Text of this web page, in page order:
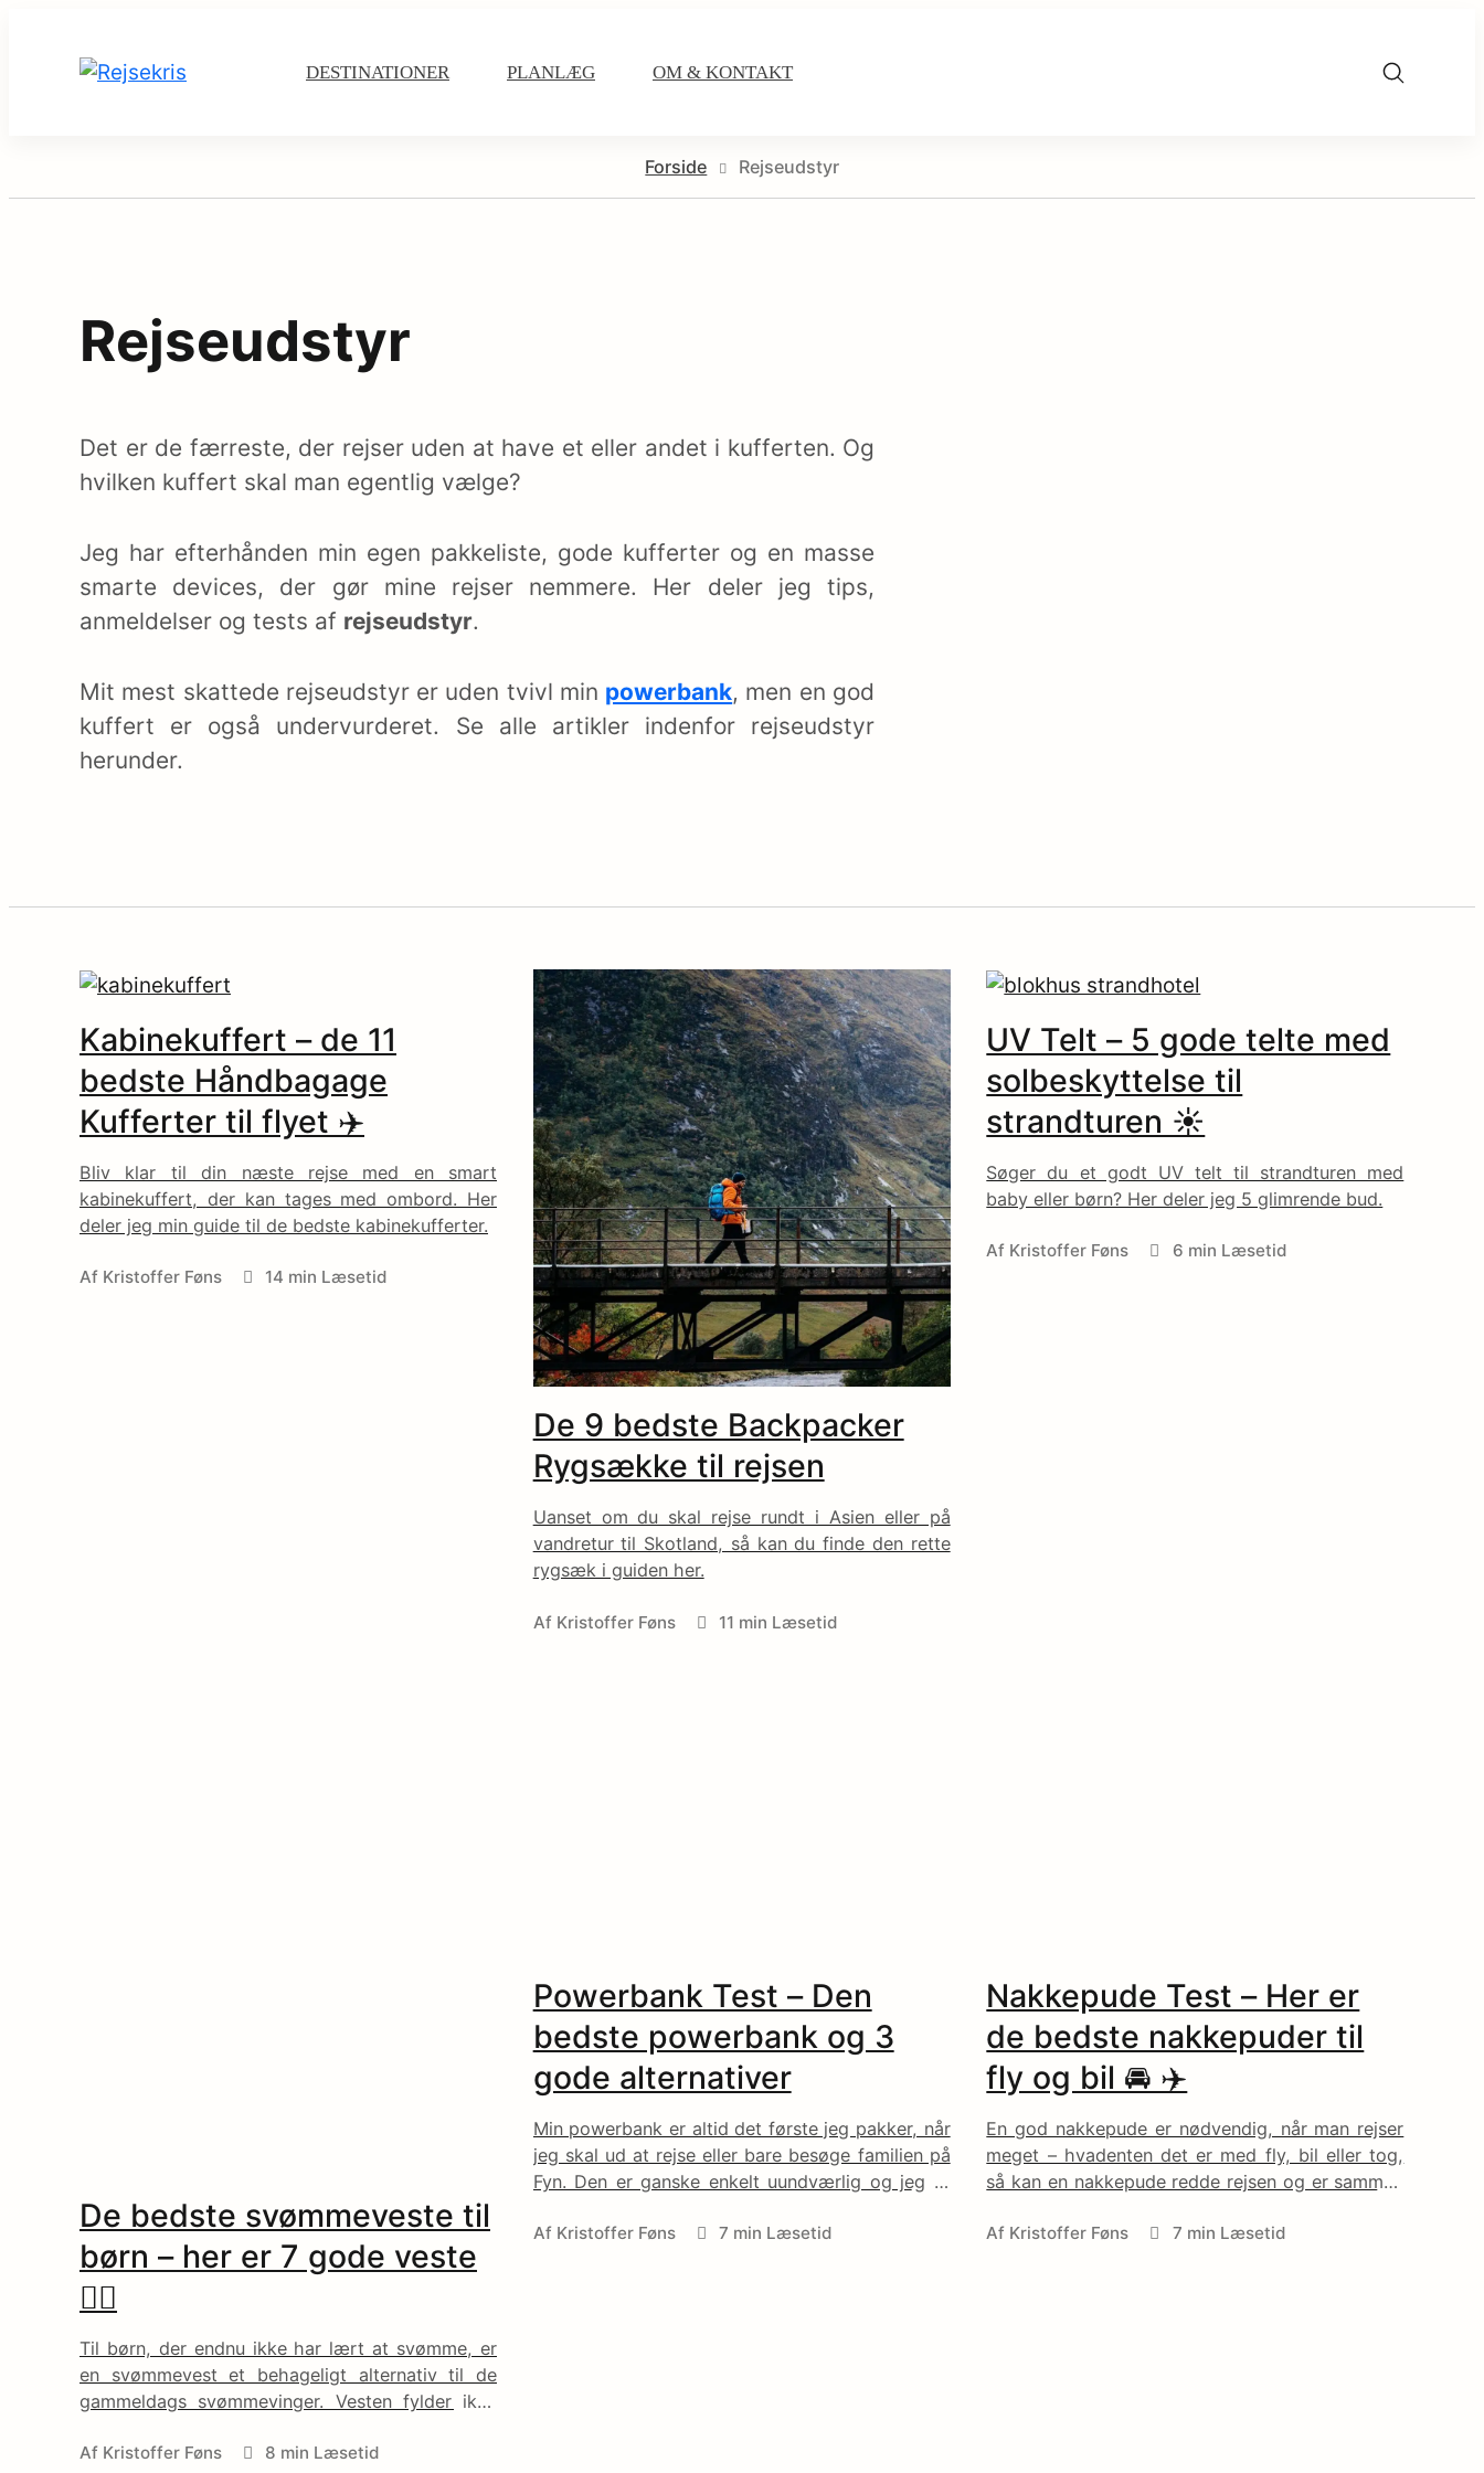
Rejsekris
a
i
g
a
t
i
DESTINATIONER PLANLÆG OM & KONTAKT
Forside Rejseudstyr
Rejseudstyr
Det er de færreste, der rejser uden at have et eller andet i kufferten. Og
hvilken kuffert skal man egentlig vælge?
Jeg har efterhånden min egen pakkeliste, gode kufferter og en masse
smarte devices, der gør mine rejser nemmere. Her deler jeg tips,
anmeldelser og tests af rejseudstyr.
Mit mest skattede rejseudstyr er uden tvivl min powerbank, men en god
kuffert er også undervurderet. Se alle artikler indenfor rejseudstyr
herunder.
C
o
n
t
e
n
Kabinekuffert – de 11
bedste Håndbagage
Kufferter til flyet ✈️
Bliv klar til din næste rejse med en smart
kabinekuffert, der kan tages med ombord. Her
deler jeg min guide til de bedste kabinekufferter.
Af Kristoffer Føns 14 min Læsetid
De 9 bedste Backpacker
Rygsække til rejsen
Uanset om du skal rejse rundt i Asien eller på
vandretur til Skotland, så kan du finde den rette
rygsæk i guiden her.
Af Kristoffer Føns 11 min Læsetid
UV Telt – 5 gode telte med
solbeskyttelse til
strandturen ☀️
Søger du et godt UV telt til strandturen med
baby eller børn? Her deler jeg 5 glimrende bud.
Af Kristoffer Føns 6 min Læsetid
De bedste svømmeveste til
børn – her er 7 gode veste
🏊🏻
Til børn, der endnu ikke har lært at svømme, er
en svømmevest et behageligt alternativ til de
gammeldags svømmevinger. Vesten fylder ikke
boltre sig i vandet – uden frygten for at ryge
Af Kristoffer Føns 8 min Læsetid
Powerbank Test – Den
bedste powerbank og 3
gode alternativer
Min powerbank er altid det første jeg pakker, når
jeg skal ud at rejse eller bare besøge familien på
Fyn. Den er ganske enkelt uundværlig og jeg er
powerbank, der har nok strøm til at kunne oplade
Af Kristoffer Føns 7 min Læsetid
Nakkepude Test – Her er
de bedste nakkepuder til
fly og bil 🚘 ✈️
En god nakkepude er nødvendig, når man rejser
meget – hvadenten det er med fly, bil eller tog,
så kan en nakkepude redde rejsen og er sammen
rejseudstyr.
Af Kristoffer Føns 7 min Læsetid